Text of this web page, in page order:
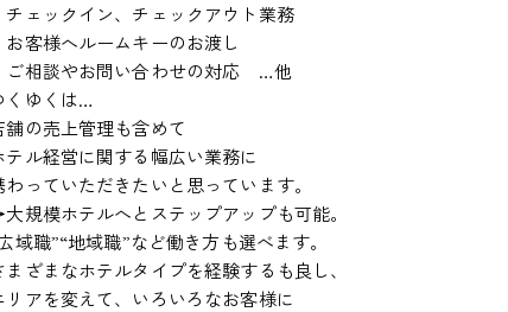
チェックイン、チェックアウト業務
お客様へルームキーのお渡し
ご相談やお問い合わせの対応 …他
くゆくは…
舗の売上管理も含めて
テル経営に関する幅広い業務に
わっていただきたいと思っています。
規模ホテルへとステップアップも可能。
域職”“地域職”など働き方も選べます。
まざまなホテルタイプを経験するも良し、
リアを変えて、いろいろなお客様に